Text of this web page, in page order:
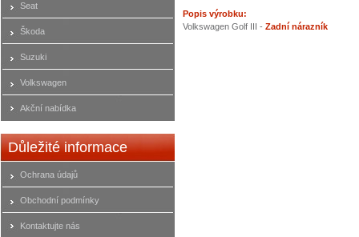
Seat
Škoda
Suzuki
Volkswagen
Akční nabídka
Důležité informace
Ochrana údajů
Obchodní podmínky
Kontaktujte nás
Popis výrobku:
Volkswagen Golf III - Zadní nárazník